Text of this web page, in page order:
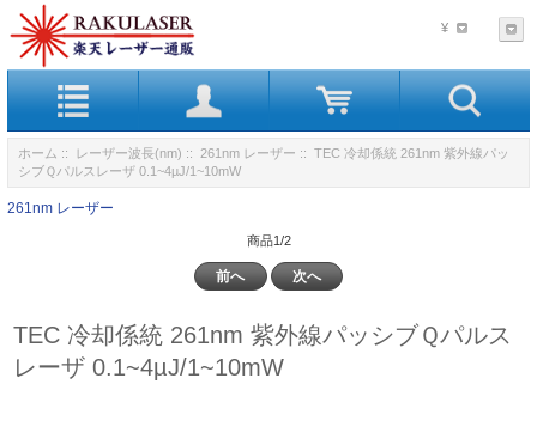
¥
ホーム :: レーザー波長(nm) :: 261nm レーザー :: TEC 冷却係統 261nm 紫外線パッ
シブＱパルスレーザ 0.1~4µJ/1~10mW
261nm レーザー
商品1/2
前へ 次へ
TEC 冷却係統 261nm 紫外線パッシブＱパルス
レーザ 0.1~4µJ/1~10mW